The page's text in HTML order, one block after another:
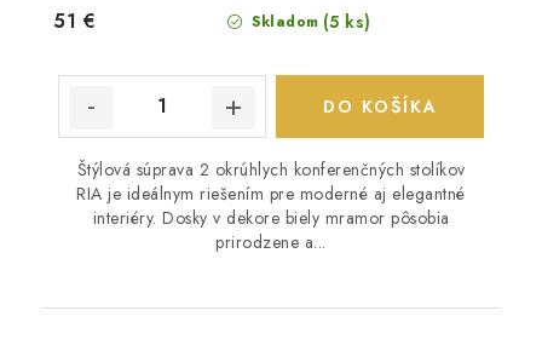
Skladom (5 ks)
51 €
DO KOŠÍKA
Štýlová súprava 2 okrúhlych konferenčných stolíkov
RIA je ideálnym riešením pre moderné aj elegantné
interiéry. Dosky v dekore biely mramor pôsobia
prirodzene a...